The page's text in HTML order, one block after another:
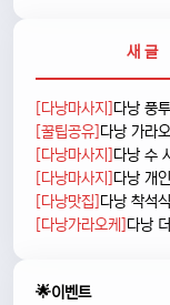
새 글
[다낭마사지]다낭 풍
[꿀팁공유]다낭 가라
[다낭마사지]다낭 수
[다낭마사지]다낭 개
[다낭맛집]다낭 착석
[다낭가라오케]다낭
🌟이벤트